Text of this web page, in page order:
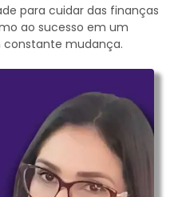
para cuidar das finanças
ao sucesso em um
mudança.